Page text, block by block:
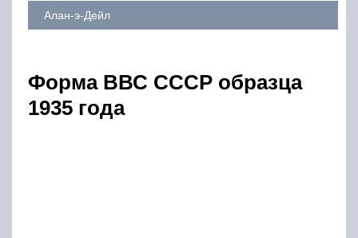
Алан-э-Дейл
Форма ВВС СССР образца
1935 года